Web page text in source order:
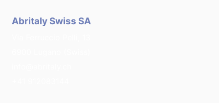
Abritaly Swiss SA